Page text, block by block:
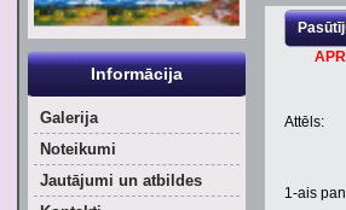
Attēls:
1-ais
Informācija
Galerija
Noteikumi
Jautājumi un atbildes